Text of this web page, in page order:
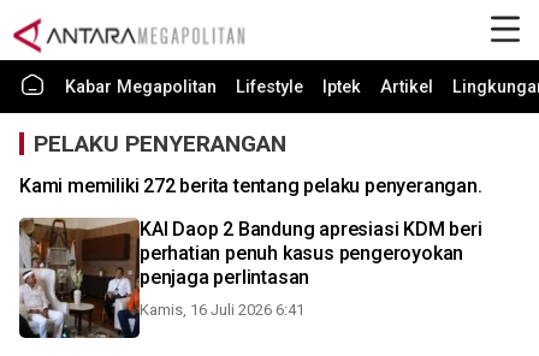
Kabar Megapolitan Lifestyle Iptek Artikel
PELAKU PENYERANGAN
Kami memiliki 272 berita tentang pelaku penyerangan.
KAI Daop 2 Bandung apresiasi KDM beri
perhatian penuh kasus pengeroyokan
penjaga perlintasan
Kamis, 16 Juli 2026 6:41